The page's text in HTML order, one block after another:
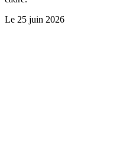
Le 25 juin 2026